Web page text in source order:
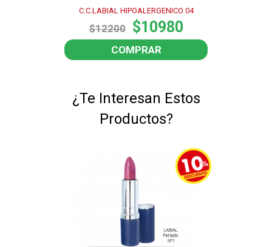
C.C.LABIAL HIPOALERGENICO 04
$12200 $10980
COMPRAR
¿Te Interesan Estos
Productos?